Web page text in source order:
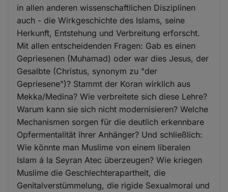
in allen anderen wissenschaftlichen Disziplinen
auch - die Wirkgeschichte des Islams, seine
Herkunft, Entstehung und Verbreitung erforscht.
Mit allen entscheidenden Fragen: Gab es einen
Gepriesenen (Muhamad) oder war dies Jesus, der
Gesalbte (Christus, synonym zu "der
Gepriesene")? Stammt der Koran wirklich aus
Mekka/Medina? Wie verbreitete sich diese Lehre?
Warum kann sie sich nicht modernisieren? Welche
Mechanismen sorgen für die deutlich erkennbare
Opfermentalität ihrer Anhänger? Und schließlich:
Wie könnte man Muslime von einem liberalen
Islam á la Seyran Atec überzeugen? Wie kriegen
Muslime die Geschlechterapartheit, die
Genitalverstümmelung, die rigide Sexualmoral und